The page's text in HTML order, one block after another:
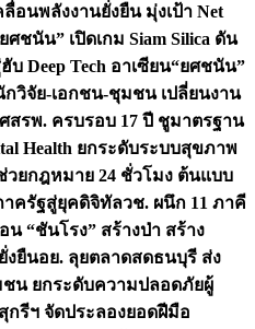
นพลังงานยั่งยืน มุ่งเป้า Net
ศชนัน” เปิดเกม Siam Silica ดัน
Deep Tech อาเซียน“ยศชนัน”
กวิจัย-เอกชน-ชุมชน เปลี่ยนงาน
สรพ. ครบรอบ 17 ปี ชูมาตรฐาน
Health ยกระดับระบบสุขภาพ
วยกฎหมาย 24 ชั่วโมง ต้นแบบ
าครัฐสู่ยุคดิจิทัลวช. ผนึก 11 ภาคี
น “ชันโรง” สร้างป่า สร้าง
งยืนอย. ลุยตลาดสดธนบุรี ส่ง
ชน ยกระดับความปลอดภัยผู้
รีฯ จัดประลองยอดฝีมือ